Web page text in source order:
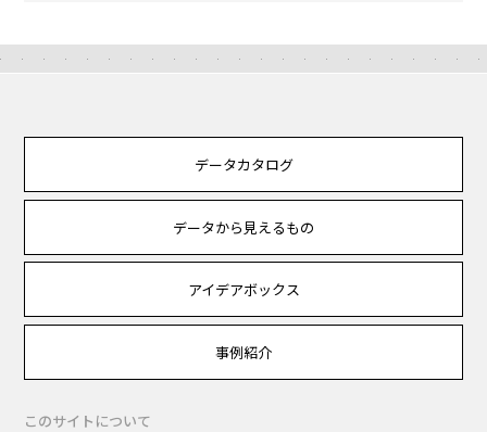
データカタログ
データから見えるもの
アイデアボックス
事例紹介
このサイトについて